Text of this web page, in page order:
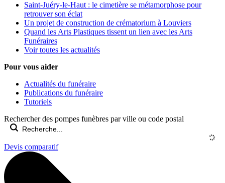
Saint-Juéry-le-Haut : le cimetière se métamorphose pour
retrouver son éclat
Un projet de construction de crématorium à Louviers
Quand les Arts Plastiques tissent un lien avec les Arts
Funéraires
Voir toutes les actualités
Pour vous aider
Actualités du funéraire
Publications du funéraire
Tutoriels
Rechercher des pompes funèbres par ville ou code postal
Devis comparatif